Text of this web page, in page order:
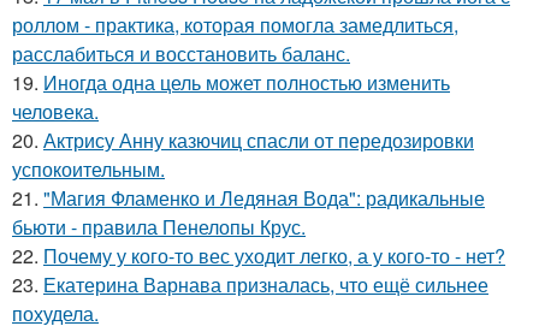
роллом - практика, которая помогла замедлиться,
расслабиться и восстановить баланс.
19. Иногда одна цель может полностью изменить
человека.
20. Актрису Анну казючиц спасли от передозировки
успокоительным.
21. "Магия Фламенко и Ледяная Вода": радикальные
бьюти - правила Пенелопы Крус.
22. Почему у кого-то вес уходит легко, а у кого-то - нет?
23. Екатерина Варнава призналась, что ещё сильнее
похудела.